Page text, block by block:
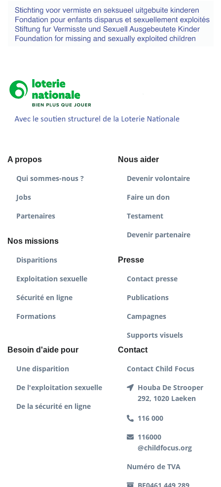
A propos
Qui sommes-nous ?
Jobs
Partenaires
Nos missions
Disparitions
Exploitation sexuelle
Sécurité en ligne
Formations
Nous aider
Devenir volontaire
Faire un don
Testament
Devenir partenaire
Presse
Contact presse
Publications
Campagnes
Supports visuels
Besoin d'aide pour
Une disparition
De l'exploitation sexuelle
De la sécurité en ligne
Contact
Contact Child Focus
Houba De Strooper
292, 1020 Laeken
116 000
116000
@childfocus.org
Numéro de TVA